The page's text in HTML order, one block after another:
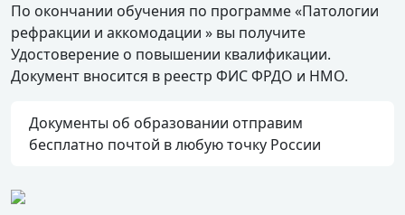
По окончании обучения по программе «Патологии
рефракции и аккомодации » вы получите
Удостоверение о повышении квалификации.
Документ вносится в реестр ФИС ФРДО и НМО.
Документы об образовании отправим
бесплатно почтой в любую точку России